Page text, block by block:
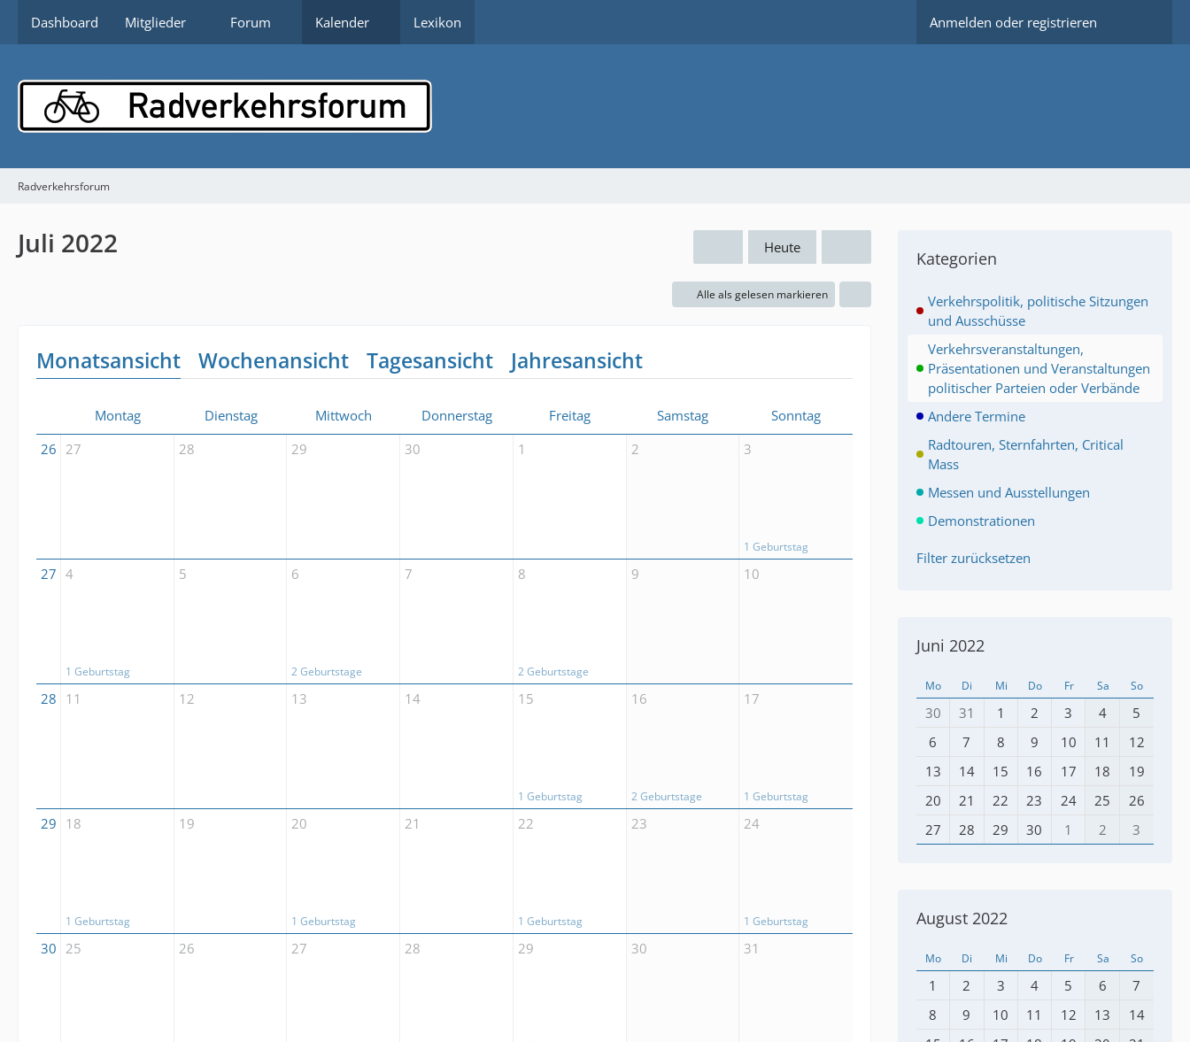
Dashboard Mitglieder Forum Kalender Lexikon Anmelden oder registrieren
Radverkehrsforum
Juli 2022 Heute
Alle als gelesen markieren
Monatsansicht Wochenansicht Tagesansicht Jahresansicht
Montag Dienstag Mittwoch Donnerstag Freitag Samstag
Sonntag
26 27 28 29 30 1 2 3
1 Geburtstag
27 4
1 Geburtstag
5 6
2 Geburtstage
7 8
2 Geburtstage
9 10
28 11 12 13 14 15
1 Geburtstag
16
2 Geburtstage
17
1 Geburtstag
29 18
1 Geburtstag
19 20
1 Geburtstag
21 22
1 Geburtstag
23 24
1 Geburtstag
30 25 26 27 28 29 30 31
Kategorien
Verkehrspolitik, politische Sitzungen
und Ausschüsse
Verkehrsveranstaltungen,
Präsentationen und Veranstaltungen
politischer Parteien oder Verbände
Andere Termine
Radtouren, Sternfahrten, Critical
Mass
Messen und Ausstellungen
Demonstrationen
Filter zurücksetzen
Juni 2022
Mo Di Mi Do Fr Sa So
30 31 1 2 3 4
5
6
7 8 9 10 11
12
13
14 15 16 17 18
19
20
21 22 23 24 25
26
27
28 29 30 1 2 3
August 2022
Mo Di Mi Do Fr Sa So
1 2 3 4 5 6
7
8
9 10 11 12 13
14